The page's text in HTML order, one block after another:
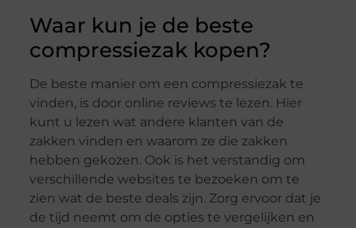
Waar kun je de beste
compressiezak kopen?
De beste manier om een compressiezak te
vinden, is door online reviews te lezen. Hier
kunt u lezen wat andere klanten van de
zakken vinden en waarom ze die zakken
hebben gekozen. Ook is het verstandig om
verschillende websites te bezoeken om te
zien wat de beste deals zijn. Zorg ervoor dat je
de tijd neemt om de opties te vergelijken en